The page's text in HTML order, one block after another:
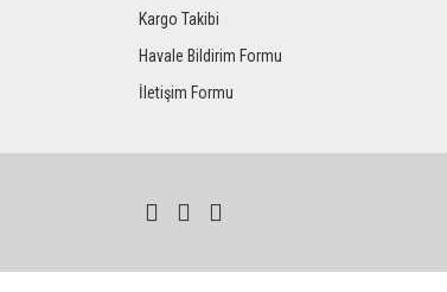
Kargo Takibi
Havale Bildirim Formu
İletişim Formu